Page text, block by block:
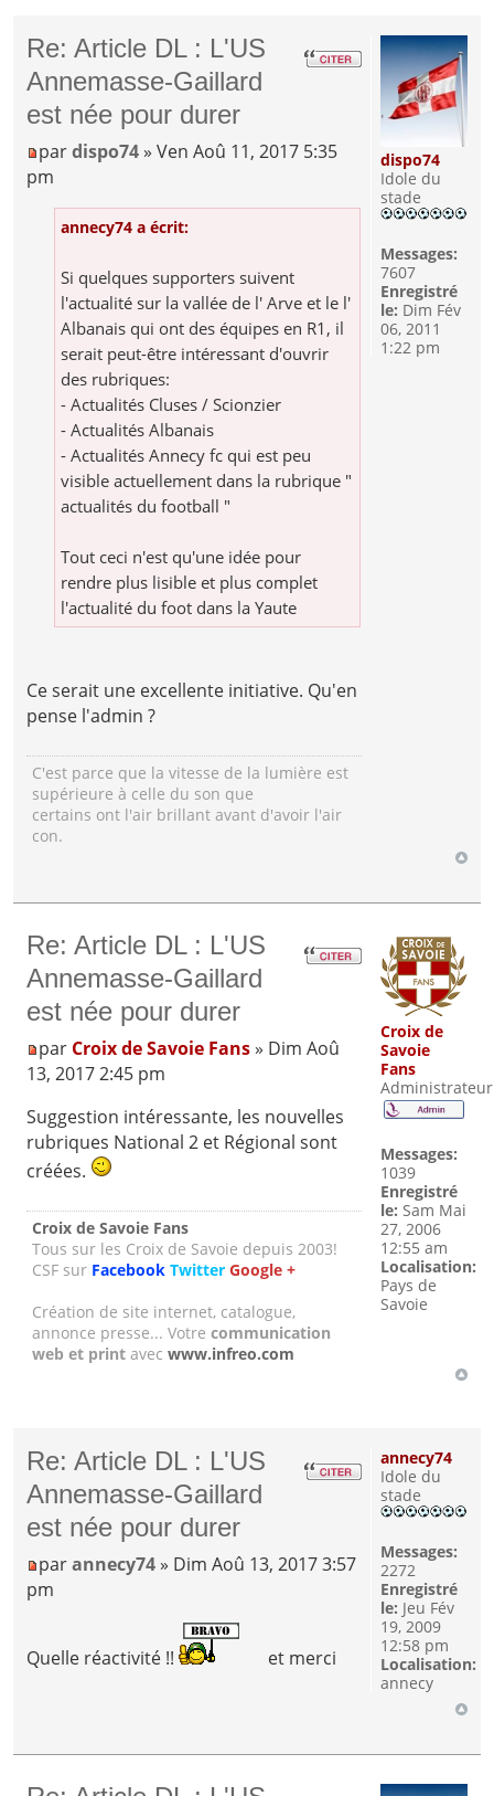
Re: Article DL : L'US
Annemasse-Gaillard
est née pour durer
pardispo74 » Ven Aoû 11, 2017 5:35
pm
annecy74 a écrit:
Si quelques supporters suivent
l'actualité sur la vallée de l' Arve et le l'
Albanais qui ont des équipes en R1, il
serait peut-être intéressant d'ouvrir
des rubriques:
- Actualités Cluses / Scionzier
- Actualités Albanais
- Actualités Annecy fc qui est peu
visible actuellement dans la rubrique "
actualités du football "
Tout ceci n'est qu'une idée pour
rendre plus lisible et plus complet
l'actualité du foot dans la Yaute
Ce serait une excellente initiative. Qu'en
pense l'admin ?
C'est parce que la vitesse de la lumière est
supérieure à celle du son que
certains ont l'air brillant avant d'avoir l'air
con.
dispo74
Idole du
stade
Messages:
7607
Enregistré
le: Dim Fév
06, 2011
1:22 pm
Re: Article DL : L'US
Annemasse-Gaillard
est née pour durer
par Croix de Savoie Fans» Dim Aoû
13, 2017 2:45 pm
Suggestion intéressante, les nouvelles
rubriques National 2 et Régional sont
créées.
Croix de Savoie Fans
Tous sur les Croix de Savoie depuis 2003!
CSF sur Facebook Twitter Google +
Création de site internet, catalogue,
annonce presse... Votrecommunication
web et print avecwww.infreo.com
Croix de
Savoie
Fans
Administrateur
Messages:
1039
Enregistré
le: Sam Mai
27, 2006
12:55 am
Localisation:
Pays de
Savoie
Re: Article DL : L'US
Annemasse-Gaillard
est née pour durer
parannecy74 » Dim Aoû 13, 2017 3:57
pm
Quelle réactivité !! et merci
annecy74
Idole du
stade
Messages:
2272
Enregistré
le: Jeu Fév
19, 2009
12:58 pm
Localisation:
annecy